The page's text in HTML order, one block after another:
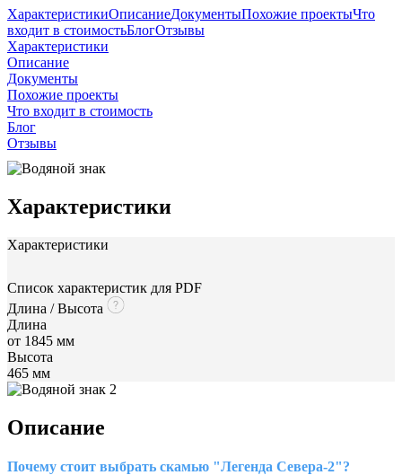
ХарактеристикиОписаниеДокументыПохожие проектыЧто
входит в стоимостьБлогОтзывы
Характеристики
Описание
Документы
Похожие проекты
Что входит в стоимость
Блог
Отзывы
Характеристики
Характеристики
Список характеристик для PDF
Длина / Высота
Длина
от 1845 мм
Высота
465 мм
Описание
Почему стоит выбрать скамью "Легенда Севера-2"?